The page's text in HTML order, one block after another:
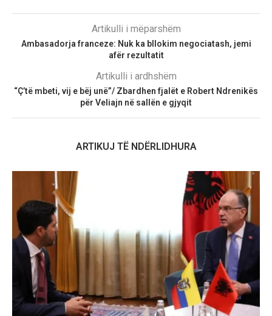
Artikulli i mëparshëm
Ambasadorja franceze: Nuk ka bllokim negociatash, jemi
afër rezultatit
Artikulli i ardhshëm
“Ç’të mbeti, vij e bëj unë”/ Zbardhen fjalët e Robert Ndrenikës
për Veliajn në sallën e gjyqit
ARTIKUJ TË NDËRLIDHURA